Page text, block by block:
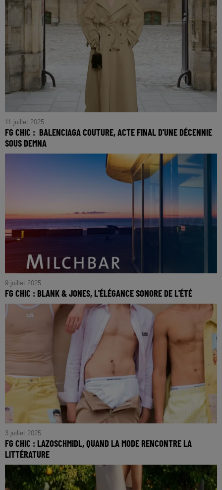
11 juillet 2025
FG CHIC : BALENCIAGA COUTURE, ACTE FINAL D'UNE DÉCENNIE
SOUS DEMNA
FG CHIC : Balenciaga Couture, Acte Final d'Une Décennie
9 juillet 2025
FG CHIC : BLANK & JONES, L'ÉLÉGANCE SONORE DE L'ÉTÉ
FG CHIC : Blank & Jones, L'Élégance Sonore de l'Été
3 juillet 2025
FG CHIC : LAZOSCHMIDL, QUAND LA MODE RENCONTRE LA
LITTÉRATURE
FG CHIC : Lazoschmidl, Quand la Mode Rencontre la
Littérature